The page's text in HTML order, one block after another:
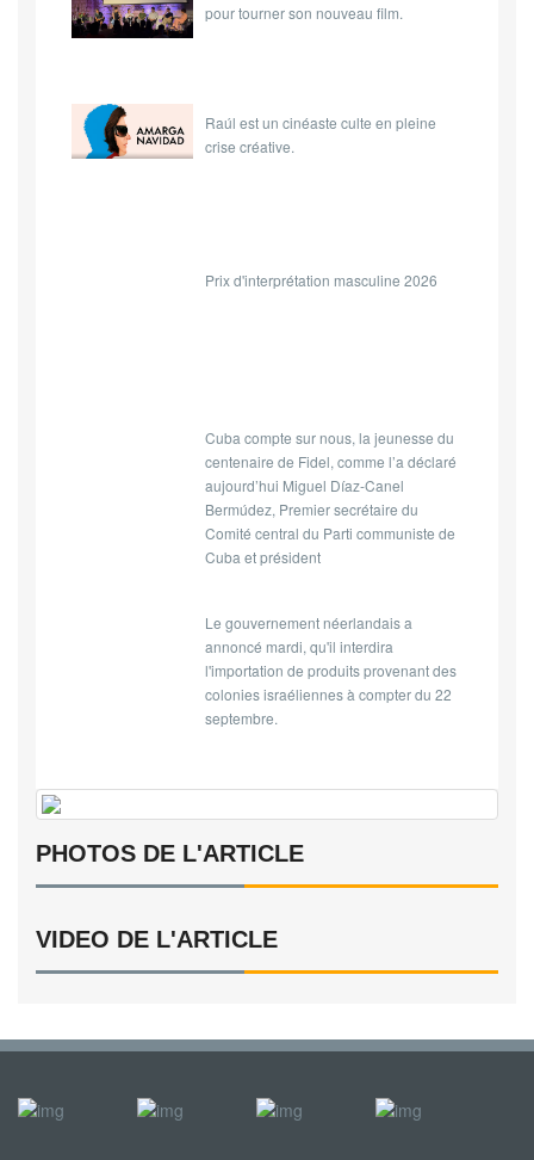
pour tourner son nouveau film.
Raúl est un cinéaste culte en pleine
crise créative.
Prix d'interprétation masculine 2026
Cuba compte sur nous, la jeunesse du
centenaire de Fidel, comme l’a déclaré
aujourd’hui Miguel Díaz-Canel
Bermúdez, Premier secrétaire du
Comité central du Parti communiste de
Cuba et président
Le gouvernement néerlandais a
annoncé mardi, qu'il interdira
l'importation de produits provenant des
colonies israéliennes à compter du 22
septembre.
PHOTOS DE L'ARTICLE
VIDEO DE L'ARTICLE